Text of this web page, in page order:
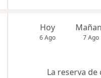
Hoy
6 Ago 7 Ago
La reserva